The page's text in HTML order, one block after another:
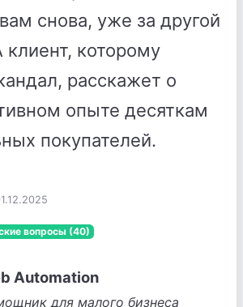
снова, уже за другой
клиент, которому
расскажет о
опыте десяткам
покупателей.
вопросы (40)
Automation
для малого бизнеса